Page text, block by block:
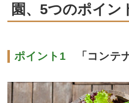
園、5つのポイン
ポイント1「コンテ